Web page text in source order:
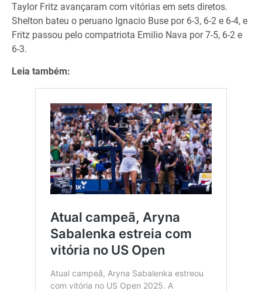
Taylor Fritz avançaram com vitórias em sets diretos.
Shelton bateu o peruano Ignacio Buse por 6-3, 6-2 e 6-4, e
Fritz passou pelo compatriota Emilio Nava por 7-5, 6-2 e
6-3.
Leia também: